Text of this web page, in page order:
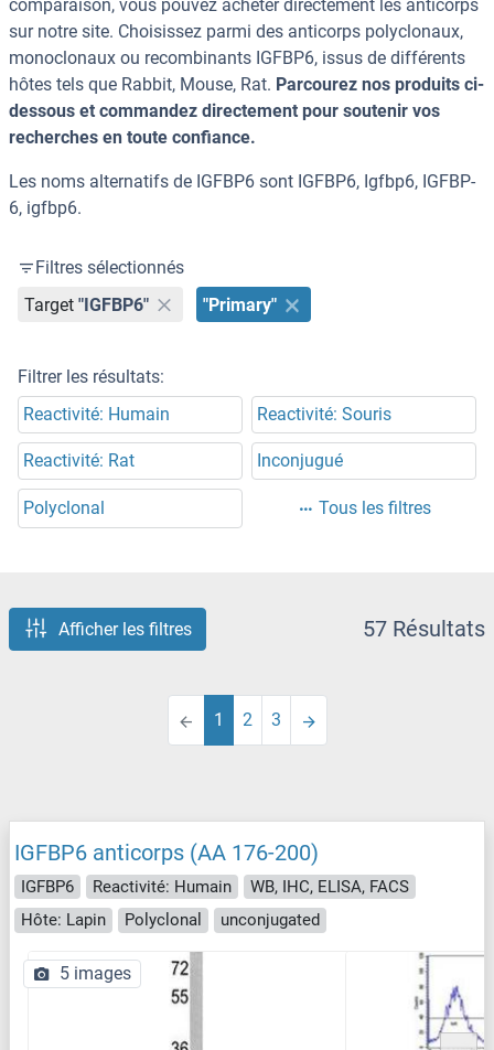
comparaison, vous pouvez acheter directement les anticorps
sur notre site. Choisissez parmi des anticorps polyclonaux,
monoclonaux ou recombinants IGFBP6, issus de différents
hôtes tels que Rabbit, Mouse, Rat. Parcourez nos produits ci-
dessous et commandez directement pour soutenir vos
recherches en toute confiance.
Les noms alternatifs de IGFBP6 sont IGFBP6, Igfbp6, IGFBP-
6, igfbp6.
Filtres sélectionnés
Target "IGFBP6" "Primary"
Filtrer les résultats:
Reactivité: Humain
Reactivité: Souris
Reactivité: Rat Inconjugué
Polyclonal Tous les filtres
Afficher les filtres 57 Résultats
1 2 3
IGFBP6 anticorps (AA 176-200)
IGFBP6 Reactivité: Humain
WB, IHC, ELISA, FACS
Hôte: Lapin
Polyclonal unconjugated
5 images